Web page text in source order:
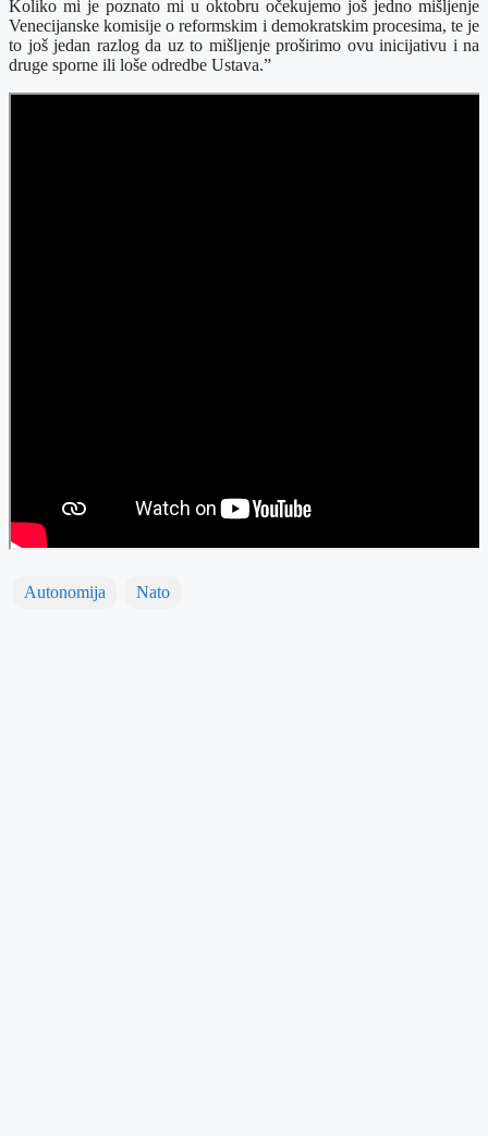
Koliko mi je poznato mi u oktobru očekujemo još jedno mišljenje
Venecijanske komisije o reformskim i demokratskim procesima, te je
to još jedan razlog da uz to mišljenje proširimo ovu inicijativu i na
druge sporne ili loše odredbe Ustava.”
Autonomija Nato